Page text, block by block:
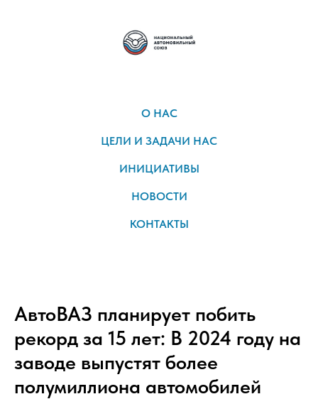
О НАС
ЦЕЛИ И ЗАДАЧИ НАС
ИНИЦИАТИВЫ
НОВОСТИ
КОНТАКТЫ
АвтоВАЗ планирует побить
рекорд за 15 лет: В 2024 году на
заводе выпустят более
полумиллиона автомобилей